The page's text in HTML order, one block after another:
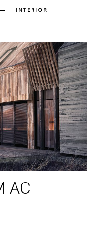
INTERIOR
AC